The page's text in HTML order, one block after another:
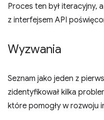
Proces ten był iteracyjny,
z interfejsem API
Wyzwania
Seznam jako jeden z
zidentyfikował kilka
które pomogły w rozwoju